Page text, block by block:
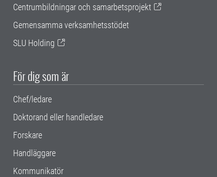
Centrumbildningar och samarbetsprojekt
Gemensamma verksamhetsstödet
SLU Holding
För dig som är
Chef/ledare
Doktorand eller handledare
Forskare
Handläggare
Kommunikatör